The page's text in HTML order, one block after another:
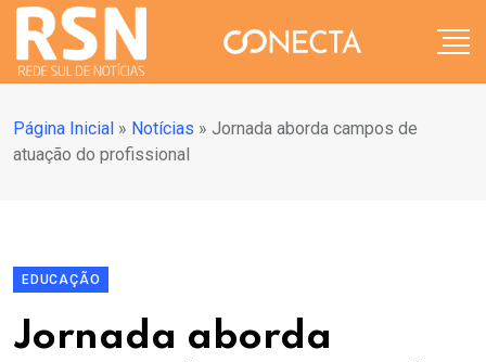
Página Inicial » Notícias » Jornada aborda campos de
atuação do profissional
EDUCAÇÃO
Jornada aborda